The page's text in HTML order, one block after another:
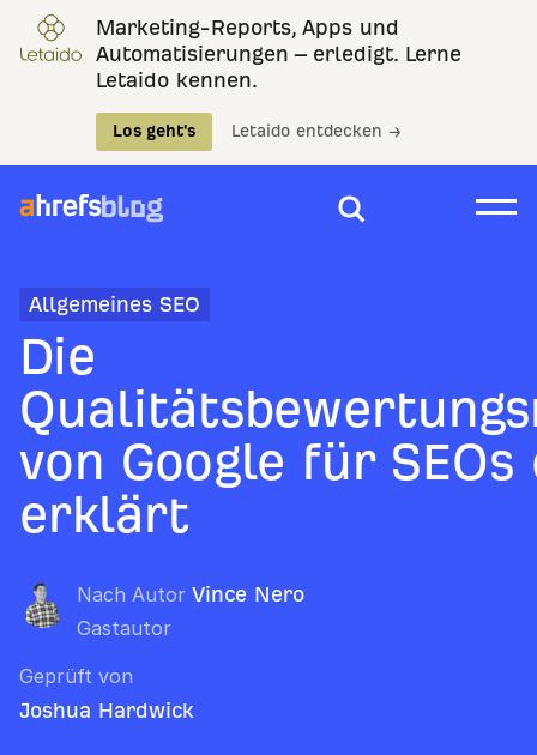
Marketing-Reports, Apps und
Automatisierungen – erledigt. Lerne
Letaido kennen.
Los geht's Letaido entdecken →
Allgemeines SEO
Die
von Google für SEOs
erklärt
Nach Autor Vince Nero
Gastautor
Geprüft von
Joshua Hardwick